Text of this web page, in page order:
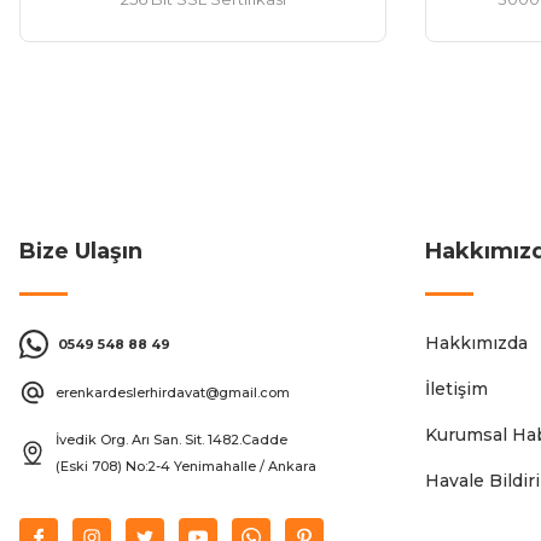
Bize Ulaşın
0549 548 88 49
erenkardeslerhirdavat@gmail.com
İvedik Org. Arı San. Sit. 1482.Cadde
(Eski 708) No:2-4 Yenimahalle / Ankara
Hakkımızda
İletişim
Kurumsal
Havale